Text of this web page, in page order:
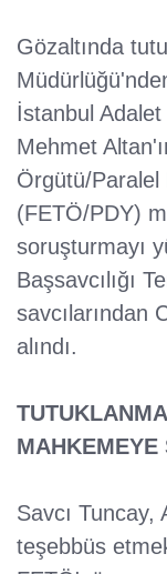
Gözaltında
İstanbul
Mehmet
Örgütü/Paralel
(FETÖ/PDY)
soruşturmayı
Başsavcılığı
savcılarından
alındı.
MAHKEMEYE
Savcı
teşebbüs